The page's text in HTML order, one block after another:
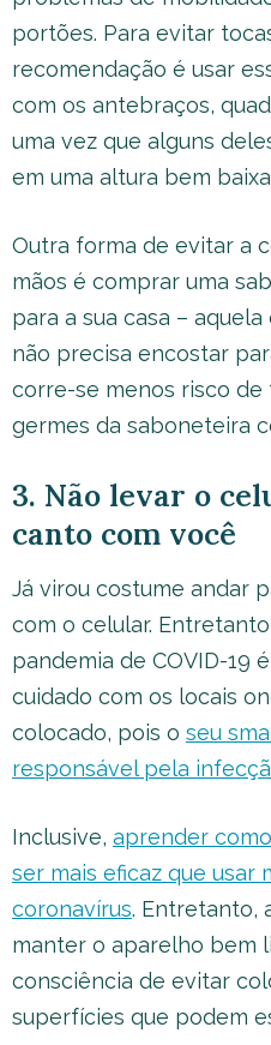
portões. Para evitar
recomendação é usar
com os antebraços,
uma vez que alguns
em uma altura bem
Outra forma de evitar a
mãos é comprar uma
para a sua casa –
não precisa encostar
corre-se menos risco
germes da saboneteira
3. Não levar o
canto com você
Já virou costume andar
com o celular.
pandemia de COVID-19
cuidado com os locais
colocado, pois o seu
responsável pela
Inclusive, aprender
ser mais eficaz que usar
coronavírus. Entretanto,
manter o aparelho bem
consciência de evitar
superfícies que podem